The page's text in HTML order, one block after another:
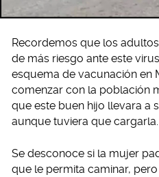
Recordemos que los
de más riesgo ante este
esquema de vacunación en
comenzar con la población
que este buen hijo llevara a
aunque tuviera que cargarla.
Se desconoce si la mujer
que le permita caminar,